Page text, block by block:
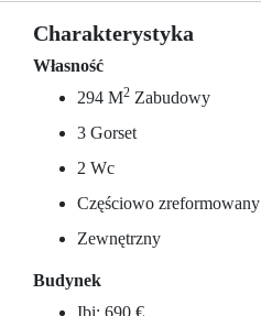
Charakterystyka
Własność
294 M2 Zabudowy
3 Gorset
2 Wc
Częściowo zreformowany
Zewnętrzny
Budynek
Ibi: 690 €